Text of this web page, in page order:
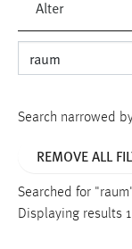
Alter
Search narrowed
REMOVE ALL
Searched for
Displaying results